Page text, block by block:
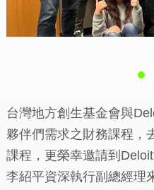
台灣地方創生基金會與
夥伴們需求之財務課程，
課程，更榮幸邀請到
李紹平資深執行副總經理